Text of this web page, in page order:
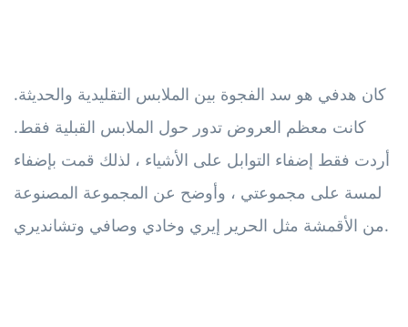
كان هدفي هو سد الفجوة بين الملابس التقليدية والحديثة.
كانت معظم العروض تدور حول الملابس القبلية فقط.
أردت فقط إضفاء التوابل على الأشياء ، لذلك قمت بإضفاء
لمسة على مجموعتي ، وأوضح عن المجموعة المصنوعة
من الأقمشة مثل الحرير إيري وخادي وصافي وتشانديري.